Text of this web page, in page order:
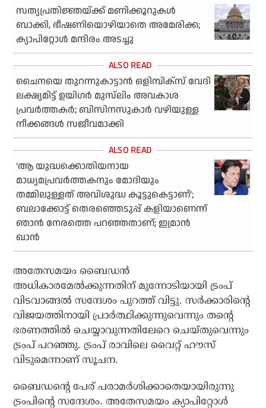
സത്യപ്രതിജ്ഞയ്ക്ക് മണിക്കൂറുകൾ
ബാക്കി, ഭീഷണിയൊഴിയാതെ അമേരിക്ക;
ക്യാപിറ്റോൾ മന്ദിരം അടച്ചു
ചൈനയെ തുറന്നുകാട്ടാൻ ഒളിമ്പിക്സ് വേദി
ലക്ഷ്യമിട്ട് ഉയി​ഗർ മുസ്‌ലിം അവകാശ
പ്രവർത്തകർ; ബിസിനസുകാർ വഴിയുള്ള
നീക്കങ്ങൾ സജീവമാക്കി
‘ആ യുദ്ധക്കൊതിയനായ
മാധ്യമപ്രവർത്തകനും മോദിയും
തമ്മിലുള്ളത് അവിശുദ്ധ കൂട്ടുകെട്ടാണ്’;
ബലാക്കോട്ട് തെരഞ്ഞെടുപ്പ് കളിയാണെന്ന്
ഞാൻ നേരത്തെ പറഞ്ഞതാണ്; ഇമ്രാൻ
ഖാൻ
അതേസമയം ബൈഡന്‍
അധികാരമേല്‍ക്കുന്നതിന് മുന്നോടിയായി ട്രംപ്
വിടവാങ്ങല്‍ സന്ദേശം പുറത്ത് വിട്ടു. സര്‍ക്കാരിന്റെ
വിജയത്തിനായി പ്രാര്‍ത്ഥിക്കുന്നുവെന്നും തന്റെ
ഭരണത്തില്‍ ചെയ്യാവുന്നതിലേറെ ചെയ്തുവെന്നും
ട്രംപ് പറഞ്ഞു. ട്രംപ് രാവിലെ വൈറ്റ് ഹൗസ്
വിടുമെന്നാണ് സൂചന.
ബൈഡന്റെ പേര് പരാമര്‍ശിക്കാതെയായിരുന്നു
ട്രംപിന്റെ സന്ദേശം. അതേസമയം ക്യാപിറ്റോള്‍